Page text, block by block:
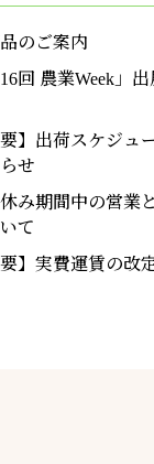
のご案内
16回 農業Week」
要】出荷スケジュ
せ
み期間中の営業
て
要】実費運賃の改